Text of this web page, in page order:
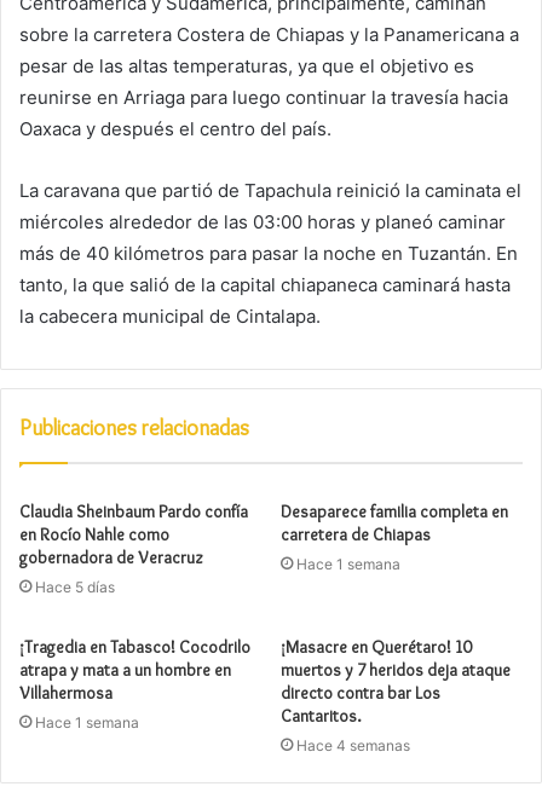
sobre la carretera Costera de Chiapas y la Panamericana a
pesar de las altas temperaturas, ya que el objetivo es
reunirse en Arriaga para luego continuar la travesía hacia
Oaxaca y después el centro del país.
La caravana que partió de Tapachula reinició la caminata el
miércoles alrededor de las 03:00 horas y planeó caminar
más de 40 kilómetros para pasar la noche en Tuzantán. En
tanto, la que salió de la capital chiapaneca caminará hasta
la cabecera municipal de Cintalapa.
Publicaciones relacionadas
Claudia Sheinbaum Pardo confía
en Rocío Nahle como
gobernadora de Veracruz
Hace 5 días
Desaparece familia completa en
carretera de Chiapas
Hace 1 semana
¡Tragedia en Tabasco! Cocodrilo
atrapa y mata a un hombre en
Villahermosa
Hace 1 semana
¡Masacre en Querétaro! 10
muertos y 7 heridos deja ataque
directo contra bar Los
Cantaritos.
Hace 4 semanas